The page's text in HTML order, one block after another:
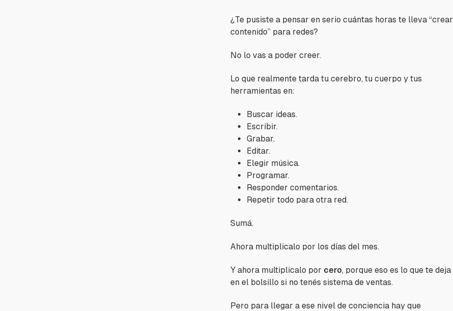
¿Te pusiste a pensar en serio cuántas horas te lleva “crear
contenido” para redes?
No lo vas a poder creer.
Lo que realmente tarda tu cerebro, tu cuerpo y tus
herramientas en:
Buscar ideas.
Escribir.
Grabar.
Editar.
Elegir música.
Programar.
Responder comentarios.
Repetir todo para otra red.
Sumá.
Ahora multiplicalo por los días del mes.
Y ahora multiplicalo por cero, porque eso es lo que te deja
en el bolsillo si no tenés sistema de ventas.
Pero para llegar a ese nivel de conciencia hay que